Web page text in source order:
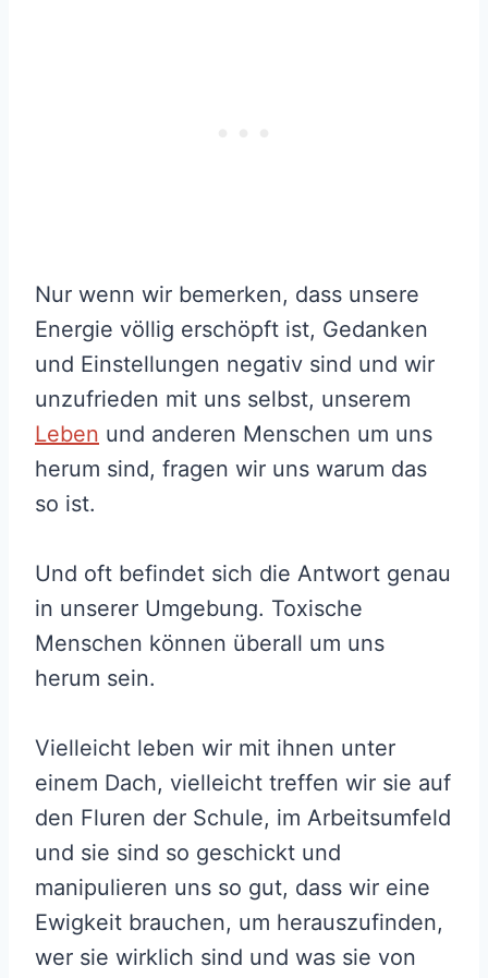
Nur wenn wir bemerken, dass unsere
Energie völlig erschöpft ist, Gedanken
und Einstellungen negativ sind und wir
unzufrieden mit uns selbst, unserem
Leben und anderen Menschen um uns
herum sind, fragen wir uns warum das
so ist.
Und oft befindet sich die Antwort genau
in unserer Umgebung. Toxische
Menschen können überall um uns
herum sein.
Vielleicht leben wir mit ihnen unter
einem Dach, vielleicht treffen wir sie auf
den Fluren der Schule, im Arbeitsumfeld
und sie sind so geschickt und
manipulieren uns so gut, dass wir eine
Ewigkeit brauchen, um herauszufinden,
wer sie wirklich sind und was sie von